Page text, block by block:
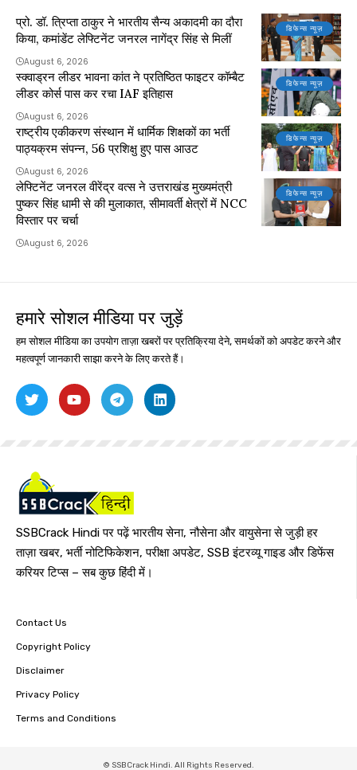
डिफेन्स न्यूज़
प्रो. डॉ. त्रिप्ता ठाकुर ने भारतीय सैन्य अकादमी का दौरा
किया, कमांडेंट लेफ्टिनेंट जनरल नागेंद्र सिंह से मिलीं
August 6, 2026
डिफेन्स न्यूज़
स्क्वाड्रन लीडर भावना कांत ने प्रतिष्ठित फाइटर कॉम्बैट
लीडर कोर्स पास कर रचा IAF इतिहास
August 6, 2026
डिफेन्स न्यूज़
राष्ट्रीय एकीकरण संस्थान में धार्मिक शिक्षकों का भर्ती
पाठ्यक्रम संपन्न, 56 प्रशिक्षु हुए पास आउट
August 6, 2026
डिफेन्स न्यूज़
लेफ्टिनेंट जनरल वीरेंद्र वत्स ने उत्तराखंड मुख्यमंत्री
पुष्कर सिंह धामी से की मुलाकात, सीमावर्ती क्षेत्रों में NCC
विस्तार पर चर्चा
August 6, 2026
हमारे सोशल मीडिया पर जुड़ें
हम सोशल मीडिया का उपयोग ताज़ा खबरों पर प्रतिक्रिया देने, समर्थकों को अपडेट करने और
महत्वपूर्ण जानकारी साझा करने के लिए करते हैं।
SSBCrack Hindi पर पढ़ें भारतीय सेना, नौसेना और वायुसेना से जुड़ी हर
ताज़ा खबर, भर्ती नोटिफिकेशन, परीक्षा अपडेट, SSB इंटरव्यू गाइड और डिफेंस
करियर टिप्स – सब कुछ हिंदी में।
Contact Us
Copyright Policy
Disclaimer
Privacy Policy
Terms and Conditions
© SSBCrack Hindi. All Rights Reserved.